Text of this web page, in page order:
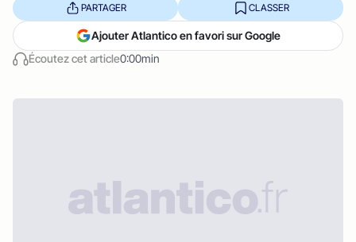
Écoutez cet article0:00min
PARTAGER CLASSER
Ajouter Atlantico en favori sur Google